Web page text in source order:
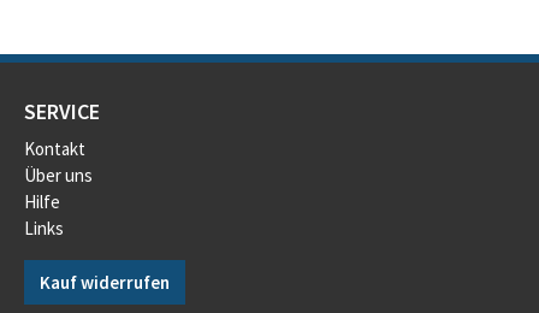
SERVICE
Kontakt
Über uns
Hilfe
Links
Kauf widerrufen